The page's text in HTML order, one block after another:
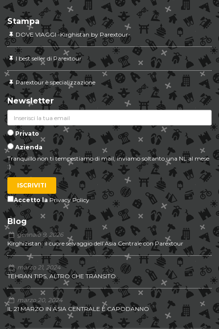
Stampa
DOVE VIAGGI -Kirghistan by Parextour-
I best seller di Parextour
Parextour è specializzazione
Newsletter
Privato
Azienda
Tranquillo non ti tempestiamo di mail, inviamo soltanto una NL al mese
:)
ISCRIVITI
Accetto la Privacy Policy
Blog
gennaio 9, 2026
Kirghizistan: il cuore selvaggio dell’Asia Centrale con Parextour
marzo 21, 2024
TEHRAN TIPS, ALTRO CHE TRANSITO
marzo 20, 2024
IL 21 MARZO IN ASIA CENTRALE È CAPODANNO